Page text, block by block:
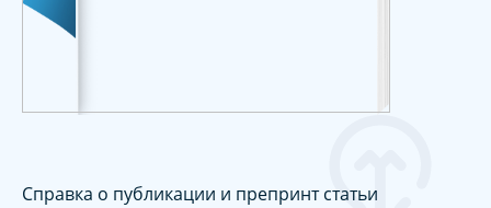
Справка о публикации и препринт статьи